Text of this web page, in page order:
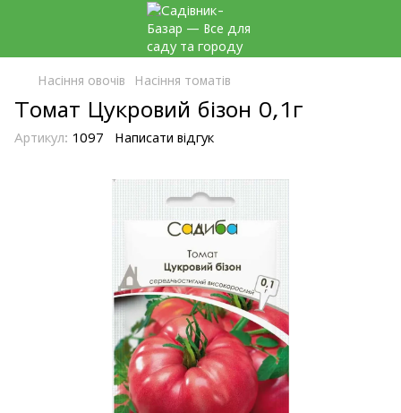
Насіння овочів Насіння томатів
Томат Цукровий бізон 0,1г
Артикул: 1097 Написати відгук